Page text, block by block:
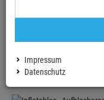
Impressum
Datenschutz